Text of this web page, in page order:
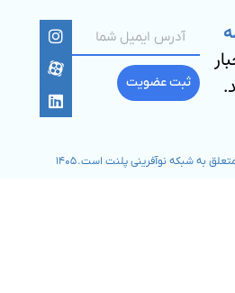
ثبت عضویت
به شبکه نوآفرینی پلنت است. ۱۴۰۵